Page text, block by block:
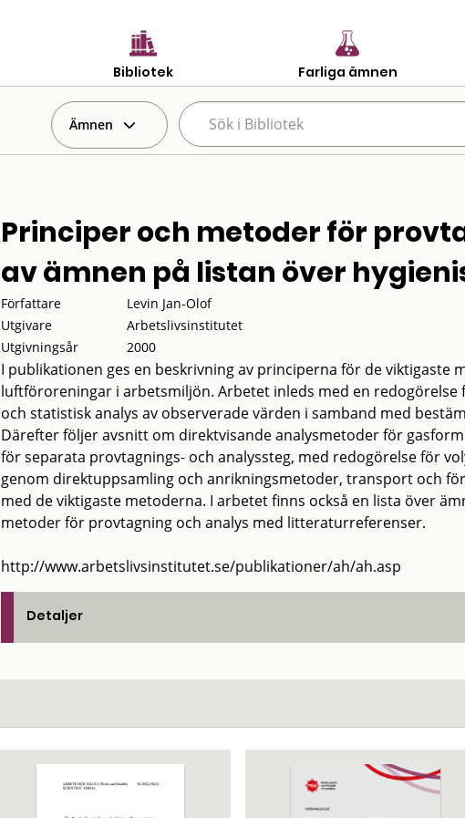
Bibliotek Farliga ämnen
Ämnen
Principer och metoder för
av ämnen på listan över
Författare
Levin Jan-Olof
Utgivare
Arbetslivsinstitutet
Utgivningsår
2000
I publikationen ges en beskrivning av principerna för de viktigaste
luftföroreningar i arbetsmiljön. Arbetet inleds med en
och statistisk analys av observerade värden i samband med
Därefter följer avsnitt om direktvisande analysmetoder för
för separata provtagnings- och analyssteg, med redogörelse för
genom direktuppsamling och anrikningsmetoder, transport och
med de viktigaste metoderna. I arbetet finns också en lista över
metoder för provtagning och analys med litteraturreferenser.
http://www.arbetslivsinstitutet.se/publikationer/ah/ah.asp
Detaljer